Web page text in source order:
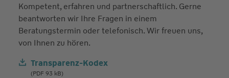
Kompetent, erfahren und partnerschaftlich. Gerne
beantworten wir Ihre Fragen in einem
Beratungstermin oder telefonisch. Wir freuen uns,
von Ihnen zu hören.
Transparenz-Kodex
(PDF 93 kB)